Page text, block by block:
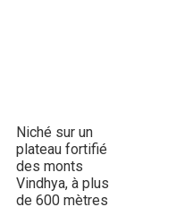
Niché sur un
plateau fortifié
des monts
Vindhya, à plus
de 600 mètres